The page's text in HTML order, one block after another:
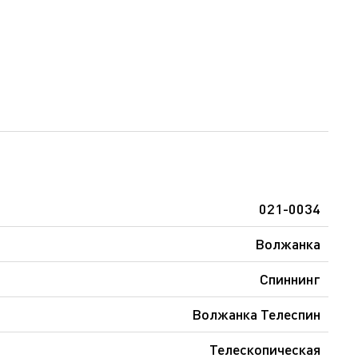
021-0034
Волжанка
Спиннинг
Волжанка Телеспин
Телескопическая